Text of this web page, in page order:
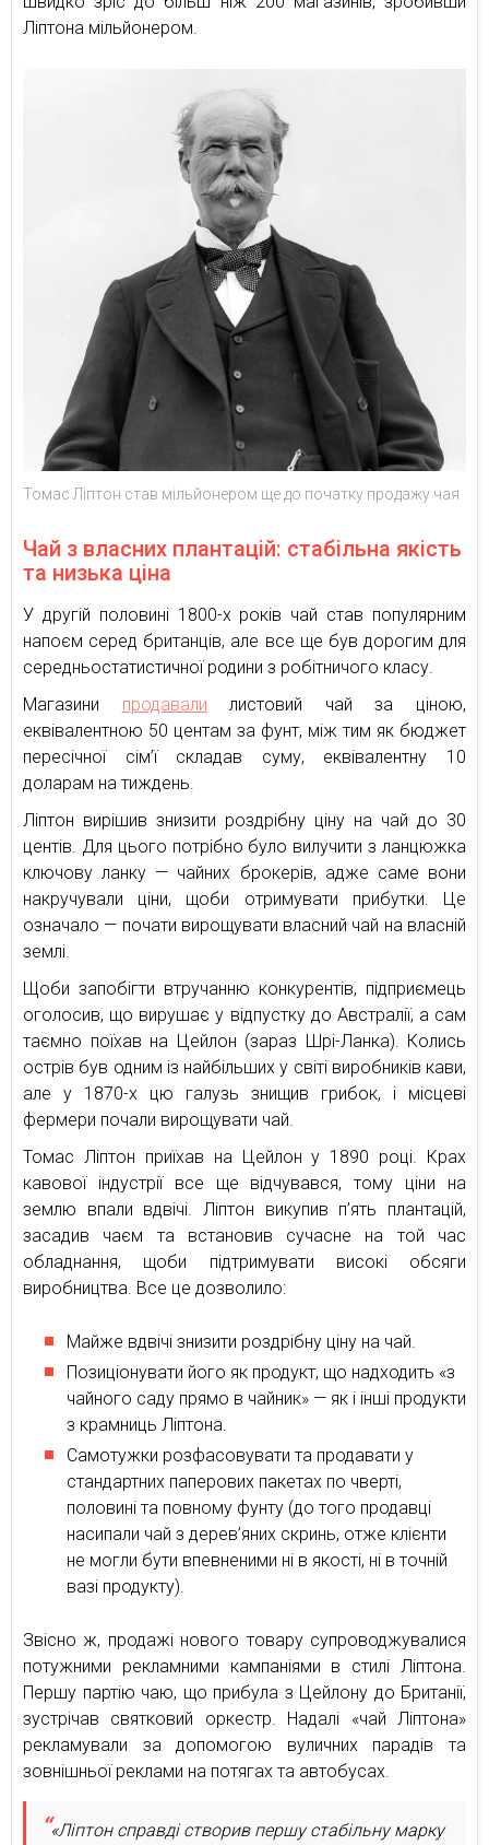
Ліптона мільйонером.
Томас Ліптон став мільйонером ще до початку продажу чая
Чай з власних плантацій: стабільна якість
та низька ціна
У другій половині 1800-х років чай став популярним
напоєм серед британців, але все ще був дорогим для
середньостатистичної родини з робітничого класу.
Магазини продавали листовий чай за ціною,
еквівалентною 50 центам за фунт, між тим як бюджет
пересічної сім’ї складав суму, еквівалентну 10
доларам на тиждень.
Ліптон вирішив знизити роздрібну ціну на чай до 30
центів. Для цього потрібно було вилучити з ланцюжка
ключову ланку — чайних брокерів, адже саме вони
накручували ціни, щоби отримувати прибутки. Це
означало — почати вирощувати власний чай на власній
землі.
Щоби запобігти втручанню конкурентів, підприємець
оголосив, що вирушає у відпустку до Австралії, а сам
таємно поїхав на Цейлон (зараз Шрі-Ланка). Колись
острів був одним із найбільших у світі виробників кави,
але у 1870-х цю галузь знищив грибок, і місцеві
фермери почали вирощувати чай.
Томас Ліптон приїхав на Цейлон у 1890 році. Крах
кавової індустрії все ще відчувався, тому ціни на
землю впали вдвічі. Ліптон викупив п’ять плантацій,
засадив чаєм та встановив сучасне на той час
обладнання, щоби підтримувати високі обсяги
виробництва. Все це дозволило:
Майже вдвічі знизити роздрібну ціну на чай.
Позиціонувати його як продукт, що надходить «з
чайного саду прямо в чайник» — як і інші продукти
з крамниць Ліптона.
Самотужки розфасовувати та продавати у
стандартних паперових пакетах по чверті,
половині та повному фунту (до того продавці
насипали чай з дерев’яних скринь, отже клієнти
не могли бути впевненими ні в якості, ні в точній
вазі продукту).
Звісно ж, продажі нового товару супроводжувалися
потужними рекламними кампаніями в стилі Ліптона.
Першу партію чаю, що прибула з Цейлону до Британії,
зустрічав святковий оркестр. Надалі «чай Ліптона»
рекламували за допомогою вуличних парадів та
зовнішньої реклами на потягах та автобусах.
«Ліптон справді створив першу стабільну марку